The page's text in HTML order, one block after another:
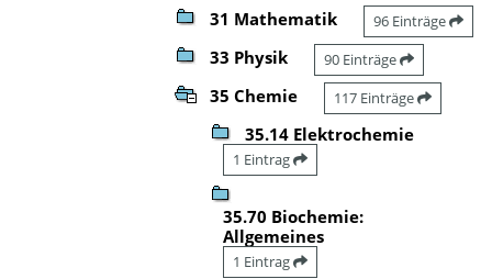
31 Mathematik 96 Einträge
33 Physik 90 Einträge
35 Chemie 117 Einträge
35.14 Elektrochemie
1 Eintrag
35.70 Biochemie:
Allgemeines
1 Eintrag